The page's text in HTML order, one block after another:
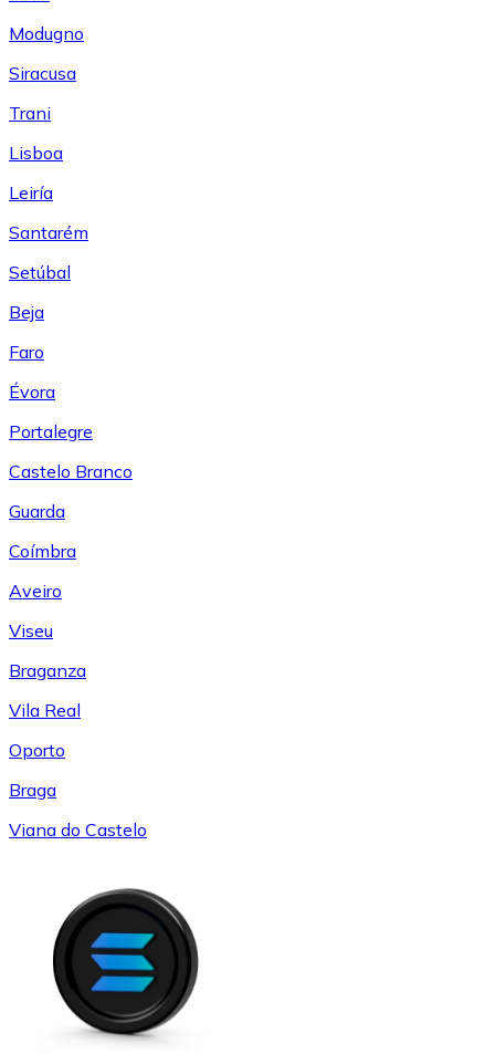
Modugno
Siracusa
Trani
Lisboa
Leiría
Santarém
Setúbal
Beja
Faro
Évora
Portalegre
Castelo Branco
Guarda
Coímbra
Aveiro
Viseu
Braganza
Vila Real
Oporto
Braga
Viana do Castelo